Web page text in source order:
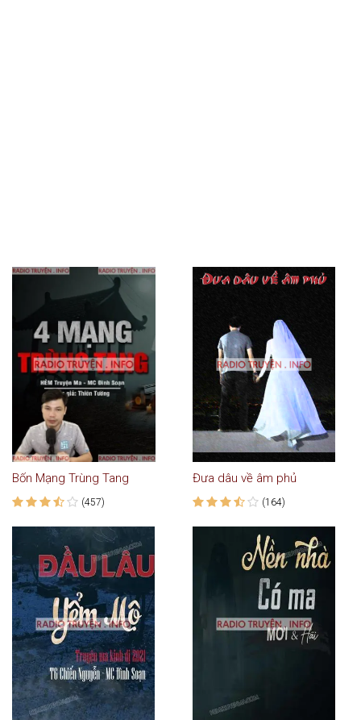
Bốn Mạng Trùng Tang
(457)
Đưa dâu về âm phủ
(164)